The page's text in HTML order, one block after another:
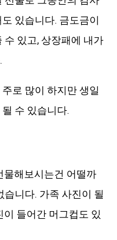
있습니다. 금도금이
수 있고, 상장패에 내가
로 많이 하지만 생일
수 있습니다.
물해보시는건 어떨까
습니다. 가족 사진이 될
들어간 머그컵도 있